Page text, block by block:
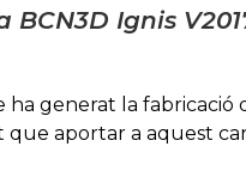
BCN3D Ignis
generat la fabricació
que aportar a aquest